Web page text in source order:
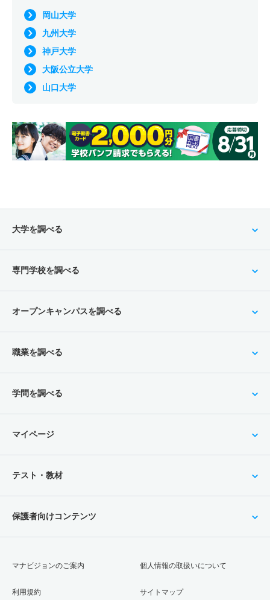
岡山大学
九州大学
神戸大学
大阪公立大学
山口大学
大学を調べる
専門学校を調べる
オープンキャンパスを調べる
職業を調べる
学問を調べる
マイページ
テスト・教材
保護者向けコンテンツ
マナビジョンのご案内
利用規約
個人情報の取扱いについて
サイトマップ